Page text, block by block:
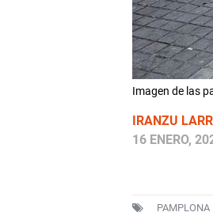
Imagen de las
IRANZU
16 ENERO,
PAMPLONA